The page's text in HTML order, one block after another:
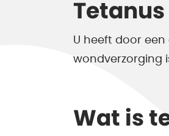
U heeft door
wondverzorging
Wat is